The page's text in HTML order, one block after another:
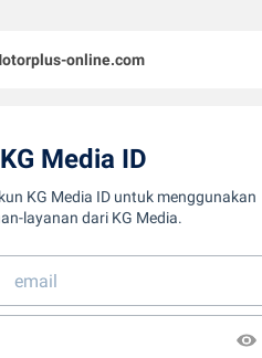
online.com
KG Media ID
KG Media ID untuk menggunakan
layanan dari KG Media.